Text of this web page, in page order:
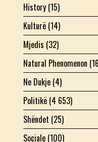
History (15)
Kulturë (14)
Mjedis (32)
Natural Phenomenon
Ne Dukje (4)
Politikë (4 653)
Shëndet (25)
Sociale (100)